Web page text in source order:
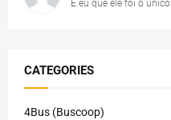
E eu que ele foi o
CATEGORIES
4Bus (Buscoop)